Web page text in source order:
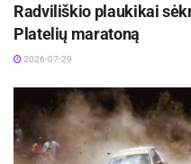
Radviliškio plaukikai
Platelių maratoną
2026-07-29